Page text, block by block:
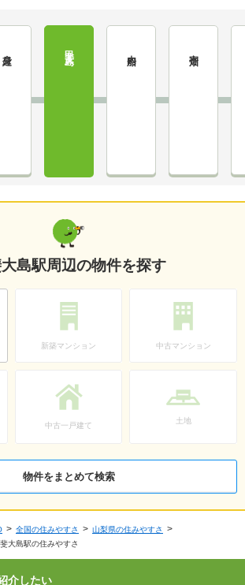
島駅周辺の物件を探す
新築マンション 中古マンション
中古一戸建て
土地
物件をまとめて検索
全国の住みやすさ
山梨県の住みやすさ
大島駅の住みやすさ
介したい